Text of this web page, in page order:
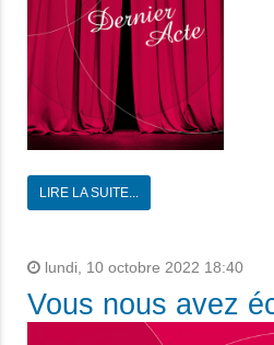
LIRE LA SUITE...
lundi, 10 octobre 2022 18:40
Vous nous avez